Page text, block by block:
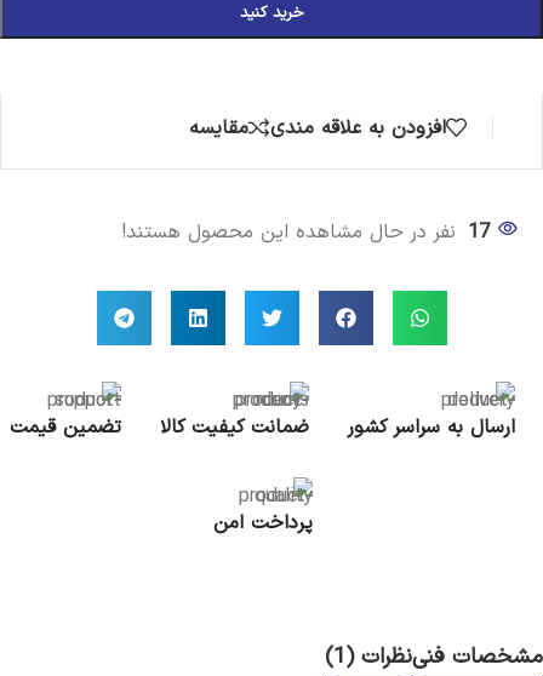
خرید کنید
افزودن به علاقه مندی مقایسه
17 نفر در حال مشاهده این محصول هستند!
ارسال به سراسر کشور ضمانت کیفیت کالا تضمین قیمت
پرداخت امن
مشخصات فنینظرات (1)